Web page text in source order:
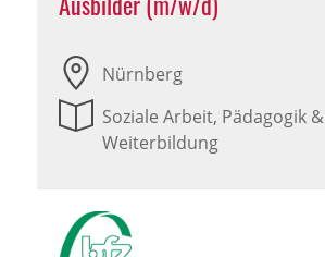
Nürnberg
Soziale Arbeit, Pädagogik &
Weiterbildung